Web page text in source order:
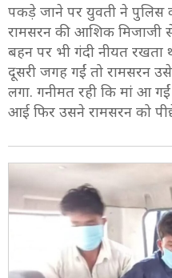
पकड़े जाने पर युवती ने पुलिस
रामसरन की आशिक मिजाजी
बहन पर भी गंदी नीयत
दूसरी जगह गईं तो रामसरन
लगा. गनीमत रही कि मां आ
आई फिर उसने रामसरन को